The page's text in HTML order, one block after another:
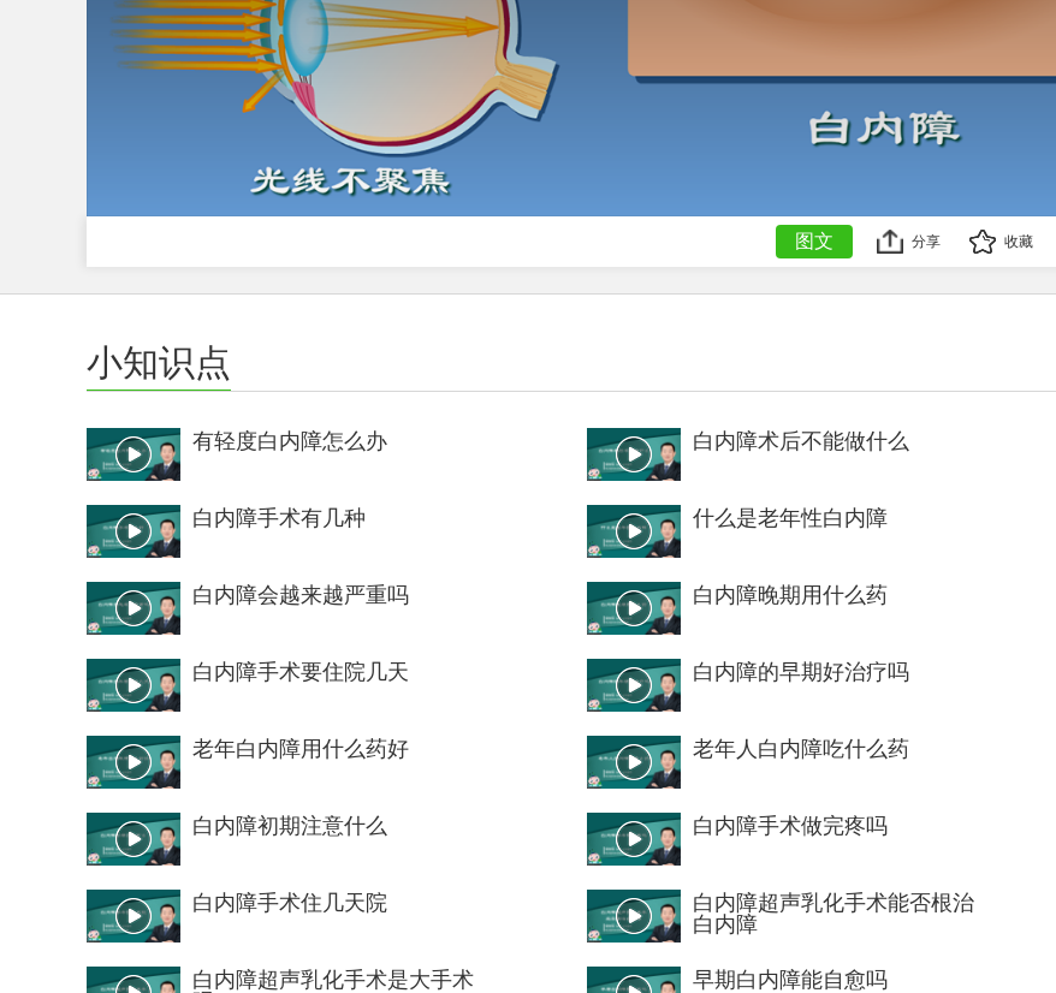
图文 分享 收藏
小知识点
有轻度白内障怎么办 白内障术后不能做什么
白内障手术有几种 什么是老年性白内障
白内障会越来越严重吗 白内障晚期用什么药
白内障手术要住院几天 白内障的早期好治疗吗
老年白内障用什么药好 老年人白内障吃什么药
白内障初期注意什么 白内障手术做完疼吗
白内障手术住几天院
白内障超声乳化手术能否根治
白内障
白内障超声乳化手术是大手术
早期白内障能自愈吗